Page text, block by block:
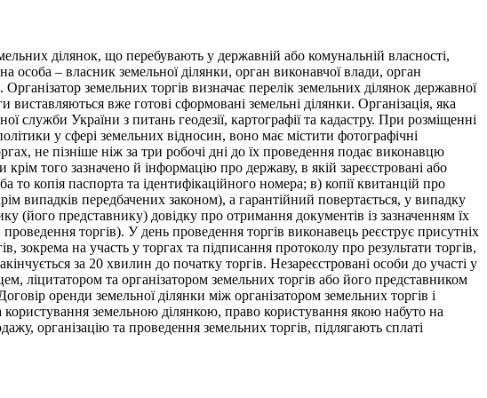
ділянок, що перебувають у державній або комунальній власності,
особа – власник земельної ділянки, орган виконавчої влади, орган
земельних торгів визначає перелік земельних ділянок державної
вже готові сформовані земельні ділянки. Організація, яка
України з питань геодезії, картографії та кадастру. При розміщенні
у сфері земельних відносин, воно має містити фотографічні
не пізніше ніж за три робочі дні до їх проведення подає виконавцю
того зазначено й інформацію про державу, в якій зареєстровані або
копія паспорта та ідентифікаційного номера; в) копії квитанцій про
випадків передбачених законом), а гарантійний повертається, у випадку
(його представнику) довідку про отримання документів із зазначенням їх
торгів). У день проведення торгів виконавець реєструє присутніх
зокрема на участь у торгах та підписання протоколу про результати торгів,
за 20 хвилин до початку торгів. Незареєстровані особи до участі у
ліцитатором та організатором земельних торгів або його представником
оренди земельної ділянки між організатором земельних торгів і
користування земельною ділянкою, право користування якою набуто на
організацію та проведення земельних торгів, підлягають сплаті